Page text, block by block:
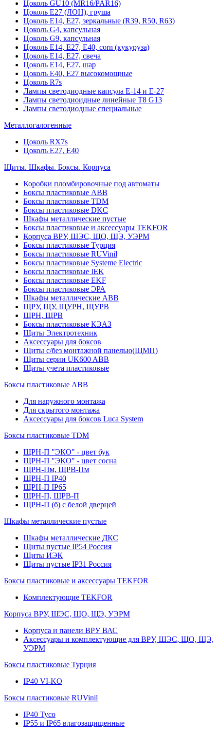
Цоколь GU10 (MR16/PAR16)
Цоколь Е27 (ЛОН), груша
Цоколь Е14, Е27, зеркальные (R39, R50, R63)
Цоколь G4, капсульная
Цоколь G9, капсульная
Цоколь Е14, Е27, Е40, corn (кукуруза)
Цоколь Е14, Е27, свеча
Цоколь Е14, Е27, шар
Цоколь Е40, Е27 высокомощные
Цоколь R7s
Лампы светодиодные капсула Е-14 и Е-27
Лампы светодиоидные линейные T8 G13
Лампы светодиодные специальные
Металлогалогенные
Цоколь RX7s
Цоколь Е27, E40
Щиты. Шкафы. Боксы. Корпуса
Коробки пломбировочные под автоматы
Боксы пластиковые ABB
Боксы пластиковые TDM
Боксы пластиковые DKC
Шкафы металлические пустые
Боксы пластиковые и аксессуары TEKFOR
Корпуса ВРУ, ШЭС, ЩО, ЩЭ, УЭРМ
Боксы пластиковые Турция
Боксы пластиковые RUVinil
Боксы пластиковые Systeme Electric
Боксы пластиковые IEK
Боксы пластиковые EKF
Боксы пластиковые ЭРА
Шкафы металлические ABB
ЩРУ, ЩУ, ЩУРН, ЩУРВ
ЩРН, ЩРВ
Боксы пластиковые КЭАЗ
Щиты Электротехник
Аксессуары для боксов
Щиты с/без монтажной панелью(ЩМП)
Щиты серии UK600 ABB
Щиты учета пластиковые
Боксы пластиковые ABB
Для наружного монтажа
Для скрытого монтажа
Аксессуары для боксов Luca System
Боксы пластиковые TDM
ЩРН-П "ЭКО" - цвет бук
ЩРН-П "ЭКО" - цвет сосна
ЩРН-Пм, ЩРВ-Пм
ЩРН-П IP40
ЩРН-П IP65
ЩРН-П, ЩРВ-П
ЩРН-П (б) с белой дверцей
Шкафы металлические пустые
Шкафы металлические ДКС
Щиты пустые IP54 Россия
Щиты ИЭК
Щиты пустые IP31 Россия
Боксы пластиковые и аксессуары TEKFOR
Комплектующие TEKFOR
Корпуса ВРУ, ШЭС, ЩО, ЩЭ, УЭРМ
Корпуса и панели ВРУ ВАС
Аксессуары и комплектующие для ВРУ, ШЭС, ЩО, ЩЭ,
УЭРМ
Боксы пластиковые Турция
IP40 VI-KO
Боксы пластиковые RUVinil
IP40 Тусо
IP55 и IP65 влагозащищенные